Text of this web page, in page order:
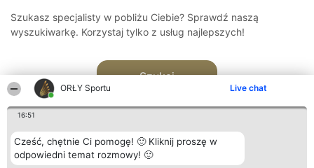
ORŁY Sportu Live chat
16:51
Cześć, chętnie Ci pomogę! 🙂 Kliknij proszę w
odpowiedni temat rozmowy! 🙂
Szukasz specjalisty w pobliżu Ciebie? Sprawdź naszą
wyszukiwarkę. Korzystaj tylko z usług najlepszych!
Szukaj